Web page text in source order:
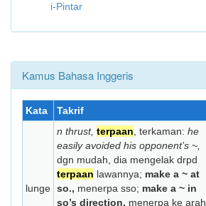
i-Pintar
Kamus Bahasa Inggeris
Kata Takrif
lunge
n thrust, terpaan , terkaman: he
easily avoided his opponent’s ~,
dgn mudah, dia mengelak drpd
terpaan lawannya; make a ~ at
so., menerpa sso; make a ~ in
so’s direction, menerpa ke arah